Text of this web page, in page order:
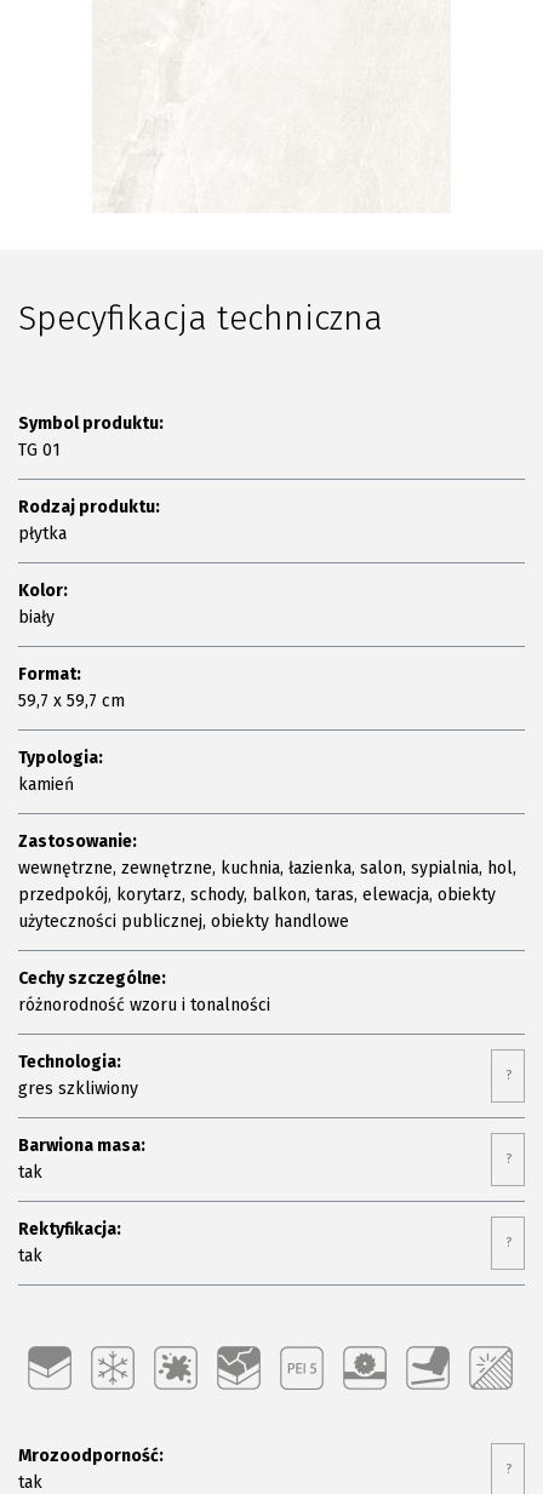
Specyfikacja techniczna
Symbol produktu:
TG 01
Rodzaj produktu:
płytka
Kolor:
biały
Format:
59,7 x 59,7 cm
Typologia:
kamień
Zastosowanie:
wewnętrzne, zewnętrzne, kuchnia, łazienka, salon, sypialnia, hol,
przedpokój, korytarz, schody, balkon, taras, elewacja, obiekty
użyteczności publicznej, obiekty handlowe
Cechy szczególne:
różnorodność wzoru i tonalności
Technologia:
gres szkliwiony
?
Barwiona masa:
tak
?
Rektyfikacja:
tak
?
Mrozoodporność:
tak
?